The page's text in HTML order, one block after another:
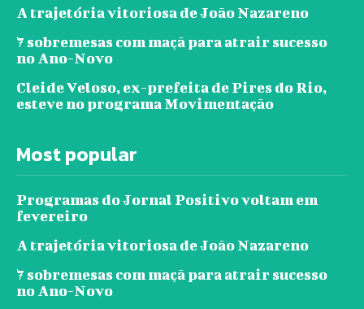
A trajetória vitoriosa de João Nazareno
7 sobremesas com maçã para atrair sucesso
no Ano-Novo
Cleide Veloso, ex-prefeita de Pires do Rio,
esteve no programa Movimentação
Most popular
Programas do Jornal Positivo voltam em
fevereiro
A trajetória vitoriosa de João Nazareno
7 sobremesas com maçã para atrair sucesso
no Ano-Novo